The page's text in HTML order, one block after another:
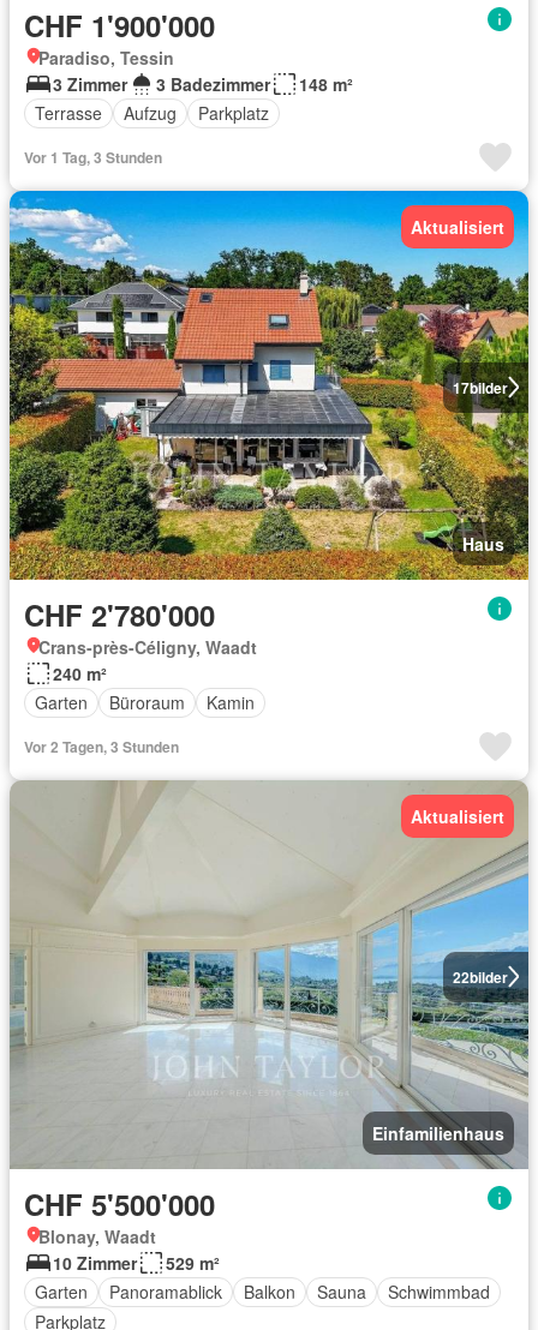
CHF 1'900'000
Paradiso, Tessin
3 Zimmer
3 Badezimmer
148 m²
Terrasse
Aufzug Parkplatz
Vor 1 Tag, 3 Stunden
17bilder
Aktualisiert
Haus
CHF 2'780'000
Crans-près-Céligny, Waadt
240 m²
Garten
Büroraum Kamin
Vor 2 Tagen, 3 Stunden
22bilder
Aktualisiert
Einfamilienhaus
CHF 5'500'000
Blonay, Waadt
10 Zimmer
529 m²
Garten
Panoramablick Balkon Sauna
Schwimmbad
Parkplatz